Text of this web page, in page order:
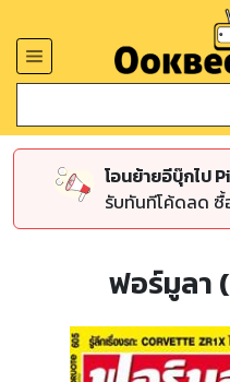
โอนย้ายอีบุ๊กไป
รับทันทีโค้ดลด ซื้
ฟอร์มูลา